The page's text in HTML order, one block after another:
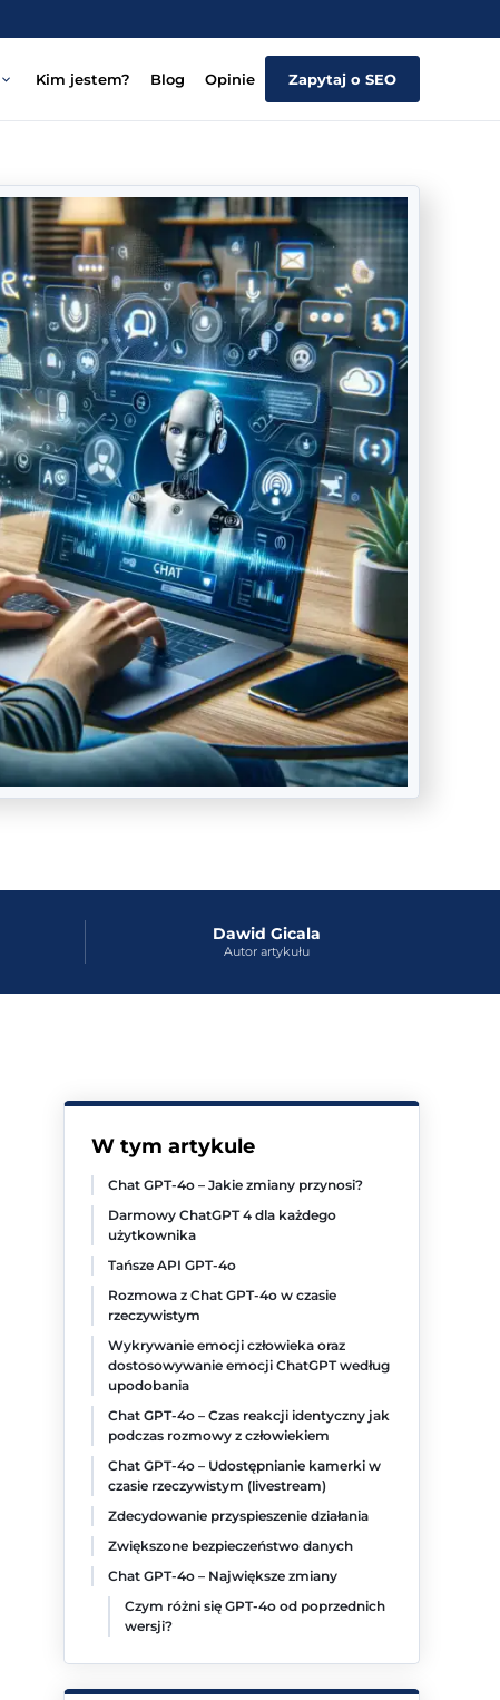
Kim jestem? Blog Opinie Zapytaj o SEO
Dawid Gicala
Autor artykułu
W tym artykule
Chat GPT-4o – Jakie zmiany przynosi?
Darmowy ChatGPT 4 dla każdego
użytkownika
Tańsze API GPT-4o
Rozmowa z Chat GPT-4o w czasie
rzeczywistym
Wykrywanie emocji człowieka oraz
dostosowywanie emocji ChatGPT według
upodobania
Chat GPT-4o – Czas reakcji identyczny jak
podczas rozmowy z człowiekiem
Chat GPT-4o – Udostępnianie kamerki w
czasie rzeczywistym (livestream)
Zdecydowanie przyspieszenie działania
Zwiększone bezpieczeństwo danych
Chat GPT-4o – Największe zmiany
Czym różni się GPT-4o od poprzednich
wersji?